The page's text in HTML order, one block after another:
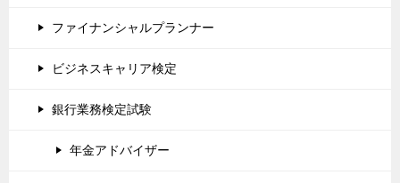
ファイナンシャルプランナー
ビジネスキャリア検定
銀行業務検定試験
年金アドバイザー